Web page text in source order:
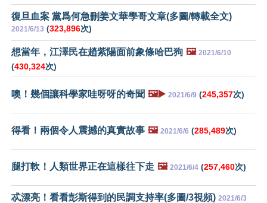
復旦血案 黨爲何急刪姜文華學哥文章(多圖/轉載全文)
2021/6/13 (323,896次)
想當年，江澤民在趙紫陽面前象條哈巴狗 🖼️ 2021/6/10
(430,324次)
噢！幾個讓科學家哇呀呀的奇聞 🖼️▶️ 2021/6/9 (245,357次)
得看！兩個令人震撼的真實故事 🖼️ 2021/6/6 (285,489次)
腿打軟！人類世界正在這樣往下走 🖼️ 2021/6/4 (257,460次)
忒漂亮！看看彭斯得到的民調支持率(多圖/3視頻) 2021/6/3